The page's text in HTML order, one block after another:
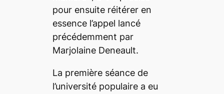
pour ensuite réitérer en
essence l’appel lancé
précédemment par
Marjolaine Deneault.
La première séance de
l’université populaire a eu